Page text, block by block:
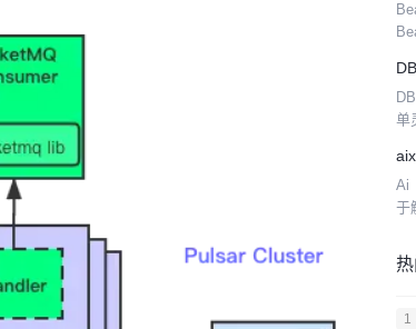
单
生
的
Ai
于
果
1